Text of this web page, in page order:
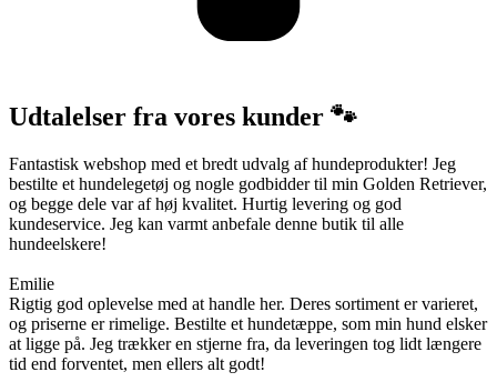
Udtalelser fra vores kunder 🐾
Fantastisk webshop med et bredt udvalg af hundeprodukter! Jeg
bestilte et hundelegetøj og nogle godbidder til min Golden Retriever,
og begge dele var af høj kvalitet. Hurtig levering og god
kundeservice. Jeg kan varmt anbefale denne butik til alle
hundeelskere!
Emilie
Rigtig god oplevelse med at handle her. Deres sortiment er varieret,
og priserne er rimelige. Bestilte et hundetæppe, som min hund elsker
at ligge på. Jeg trækker en stjerne fra, da leveringen tog lidt længere
tid end forventet, men ellers alt godt!